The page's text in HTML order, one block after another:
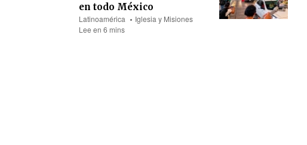
en todo México
Latinoamérica
Iglesia y Misiones
Lee en 6 mins